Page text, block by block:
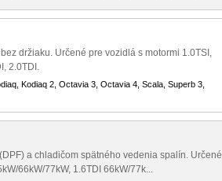
držiaku. Určené pre vozidlá s motormi 1.0TSI,
2.0TDI.
Kodiaq 2, Octavia 3, Octavia 4, Scala, Superb 3,
a chladičom spätného vedenia spalín. Určené
66kW/77kW, 1.6TDI 66kW/77k...